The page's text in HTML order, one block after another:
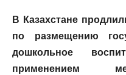
В Казахстане
по размещению
дошкольное
применением